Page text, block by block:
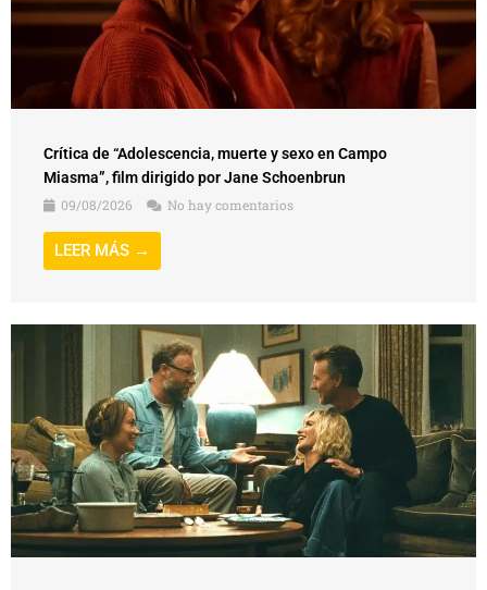
Crítica de “Adolescencia, muerte y sexo en Campo
Miasma”, film dirigido por Jane Schoenbrun
09/08/2026
No hay comentarios
LEER MÁS →